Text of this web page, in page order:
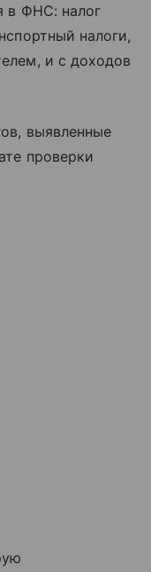
в ФНС: налог
налоги,
и с доходов
выявленные
проверки